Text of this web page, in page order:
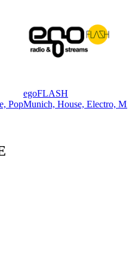
Pop
egoFLASH
Munich, House, Electro,